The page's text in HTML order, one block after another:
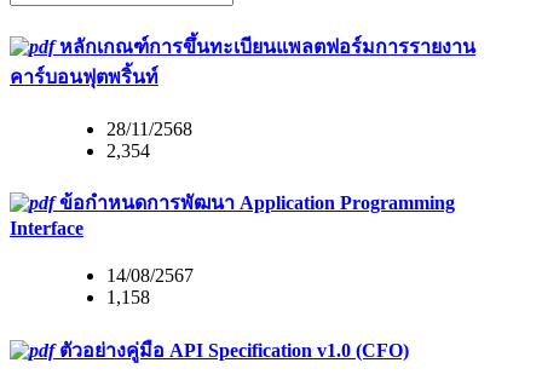
หลักเกณฑ์การขึ้นทะเบียนแพลตฟอร์มการรายงาน
คาร์บอนฟุตพริ้นท์
28/11/2568
2,354
ข้อกำหนดการพัฒนา Application Programming
Interface
14/08/2567
1,158
ตัวอย่างคู่มือ API Specification v1.0 (CFO)